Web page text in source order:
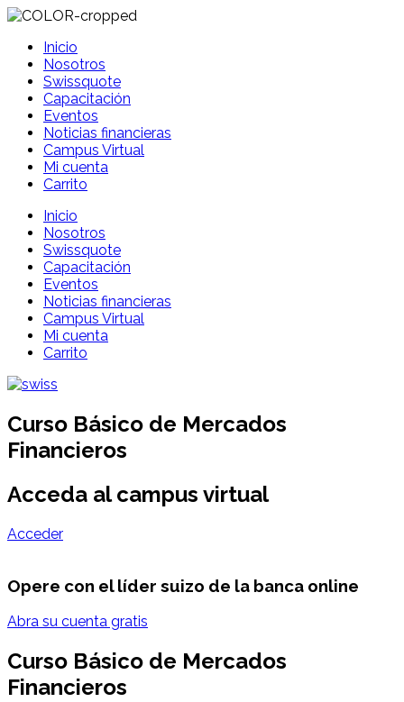
Inicio
Nosotros
Swissquote
Capacitación
Eventos
Noticias financieras
Campus Virtual
Mi cuenta
Carrito
Inicio
Nosotros
Swissquote
Capacitación
Eventos
Noticias financieras
Campus Virtual
Mi cuenta
Carrito
Curso Básico de Mercados
Financieros
Acceda al campus virtual
Acceder
Opere con el líder suizo de la banca online
Abra su cuenta gratis
Curso Básico de Mercados
Financieros